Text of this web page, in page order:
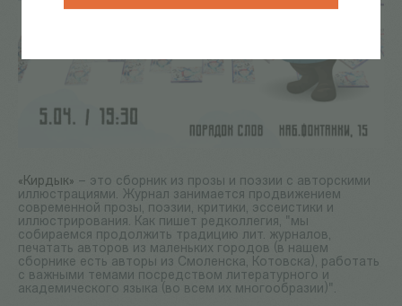
«Кирдык» – это сборник из прозы и поэзии с авторскими
иллюстрациями. Журнал занимается продвижением
современной прозы, поэзии, критики, эссеистики и
иллюстрирования. Как пишет редколлегия, "мы
собираемся продолжить традицию лит. журналов,
печатать авторов из маленьких городов (в нашем
сборнике есть авторы из Смоленска, Котовска), работать
с важными темами посредством литературного и
академического языка (во всем их многообразии)".